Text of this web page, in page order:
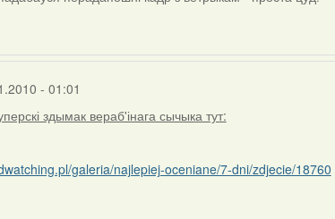
- 01:01
здымак вераб'інага сычыка тут:
galeria/najlepiej-oceniane/7-dni/zdjecie/18760